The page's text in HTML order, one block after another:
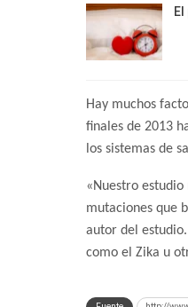
Hay muchos
finales de 2013
los sistemas de
«Nuestro
mutaciones que
autor del
como el Zika u